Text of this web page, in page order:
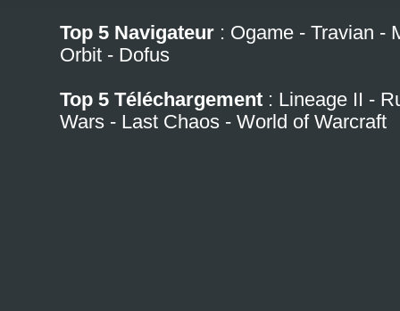
Top 5 Navigateur : Ogame - Travian -
Orbit - Dofus
Top 5 Téléchargement : Lineage II -
Wars - Last Chaos - World of Warcraft